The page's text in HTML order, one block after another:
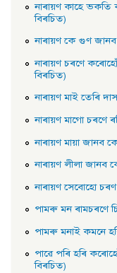
নাৰায়ণ কাহে ভকতি
বিৰচিত)
নাৰায়ণ কে গুণ জানব
নাৰায়ণ চৰণে কৰোহোঁ
বিৰচিত)
নাৰায়ণ মাই তেৰি
নাৰায়ণ মাগো চৰণে
নাৰায়ণ মায়া জানব
নাৰায়ণ লীলা জানব
নাৰায়ণ সেবােহাে
পামৰু মন ৰামচৰণে
পামৰু মনাই কমনে
পাৱে পৰি হৰি
বিৰচিত)